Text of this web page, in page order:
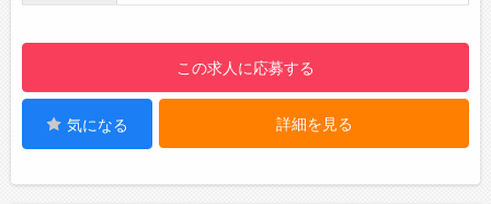
動喫煙のリスクは低いです◎
■年次有給休暇を取得しやすい雰囲気！
・特装部では、毎年平均10日以上の有給休暇を
・男性の育休取得実績はまだありませんが、会
10:00：点検・結果説明
・お待ちのお客様へ車の引渡し時間をお伝え、
・お客様へ車の下見せ、結果説明
この求人に応募する
気になる 詳細を見る